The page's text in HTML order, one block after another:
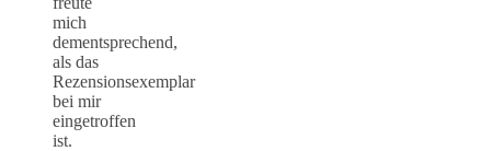
mich
dementsprechend,
als das
Rezensionsexemplar
bei mir
eingetroffen
ist.